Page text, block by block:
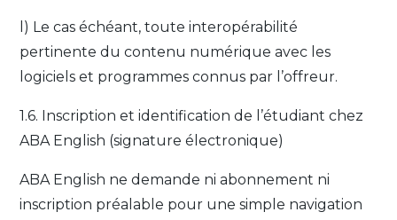
l) Le cas échéant, toute interopérabilité
pertinente du contenu numérique avec les
logiciels et programmes connus par l’offreur.
1.6. Inscription et identification de l’étudiant chez
ABA English (signature électronique)
ABA English ne demande ni abonnement ni
inscription préalable pour une simple navigation